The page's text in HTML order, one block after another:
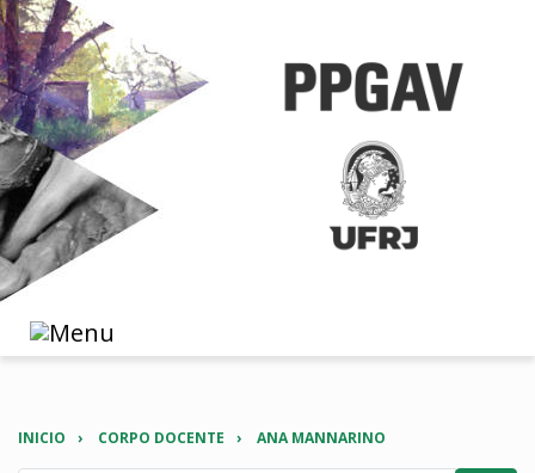
INICIO CORPO DOCENTE ANA MANNARINO